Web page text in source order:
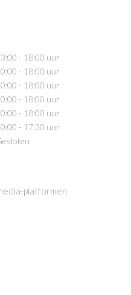
- 18:00 uur
- 18:00 uur
- 18:00 uur
- 18:00 uur
- 18:00 uur
- 17:30 uur
platformen